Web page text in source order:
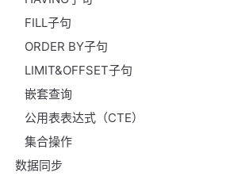
FILL子句
ORDER BY子句
LIMIT&OFFSET子句
嵌套查询
公用表表达式（CTE）
集合操作
数据同步